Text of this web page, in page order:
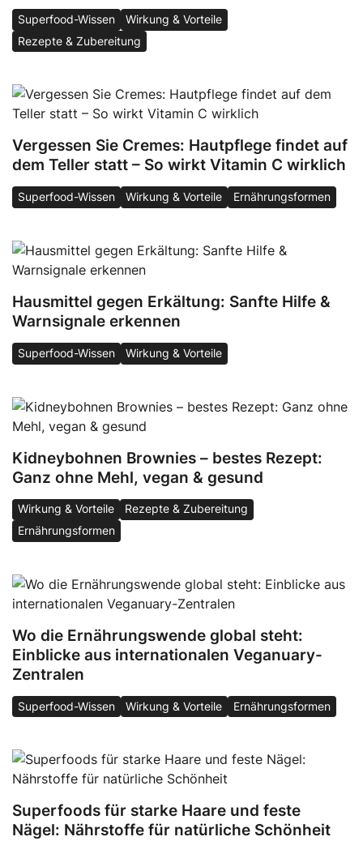
Superfood-Wissen
Wirkung & Vorteile
Rezepte & Zubereitung
Vergessen Sie Cremes: Hautpflege findet auf
dem Teller statt – So wirkt Vitamin C wirklich
Superfood-Wissen Wirkung & Vorteile Ernährungsformen
Hausmittel gegen Erkältung: Sanfte Hilfe &
Warnsignale erkennen
Superfood-Wissen Wirkung & Vorteile
Kidneybohnen Brownies – bestes Rezept:
Ganz ohne Mehl, vegan & gesund
Wirkung & Vorteile
Rezepte & Zubereitung
Ernährungsformen
Wo die Ernährungswende global steht:
Einblicke aus internationalen Veganuary-
Zentralen
Superfood-Wissen Wirkung & Vorteile Ernährungsformen
Superfoods für starke Haare und feste
Nägel: Nährstoffe für natürliche Schönheit